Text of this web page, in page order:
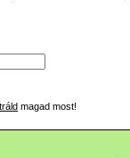
magad most!